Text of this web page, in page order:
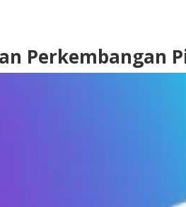
Perkembangan